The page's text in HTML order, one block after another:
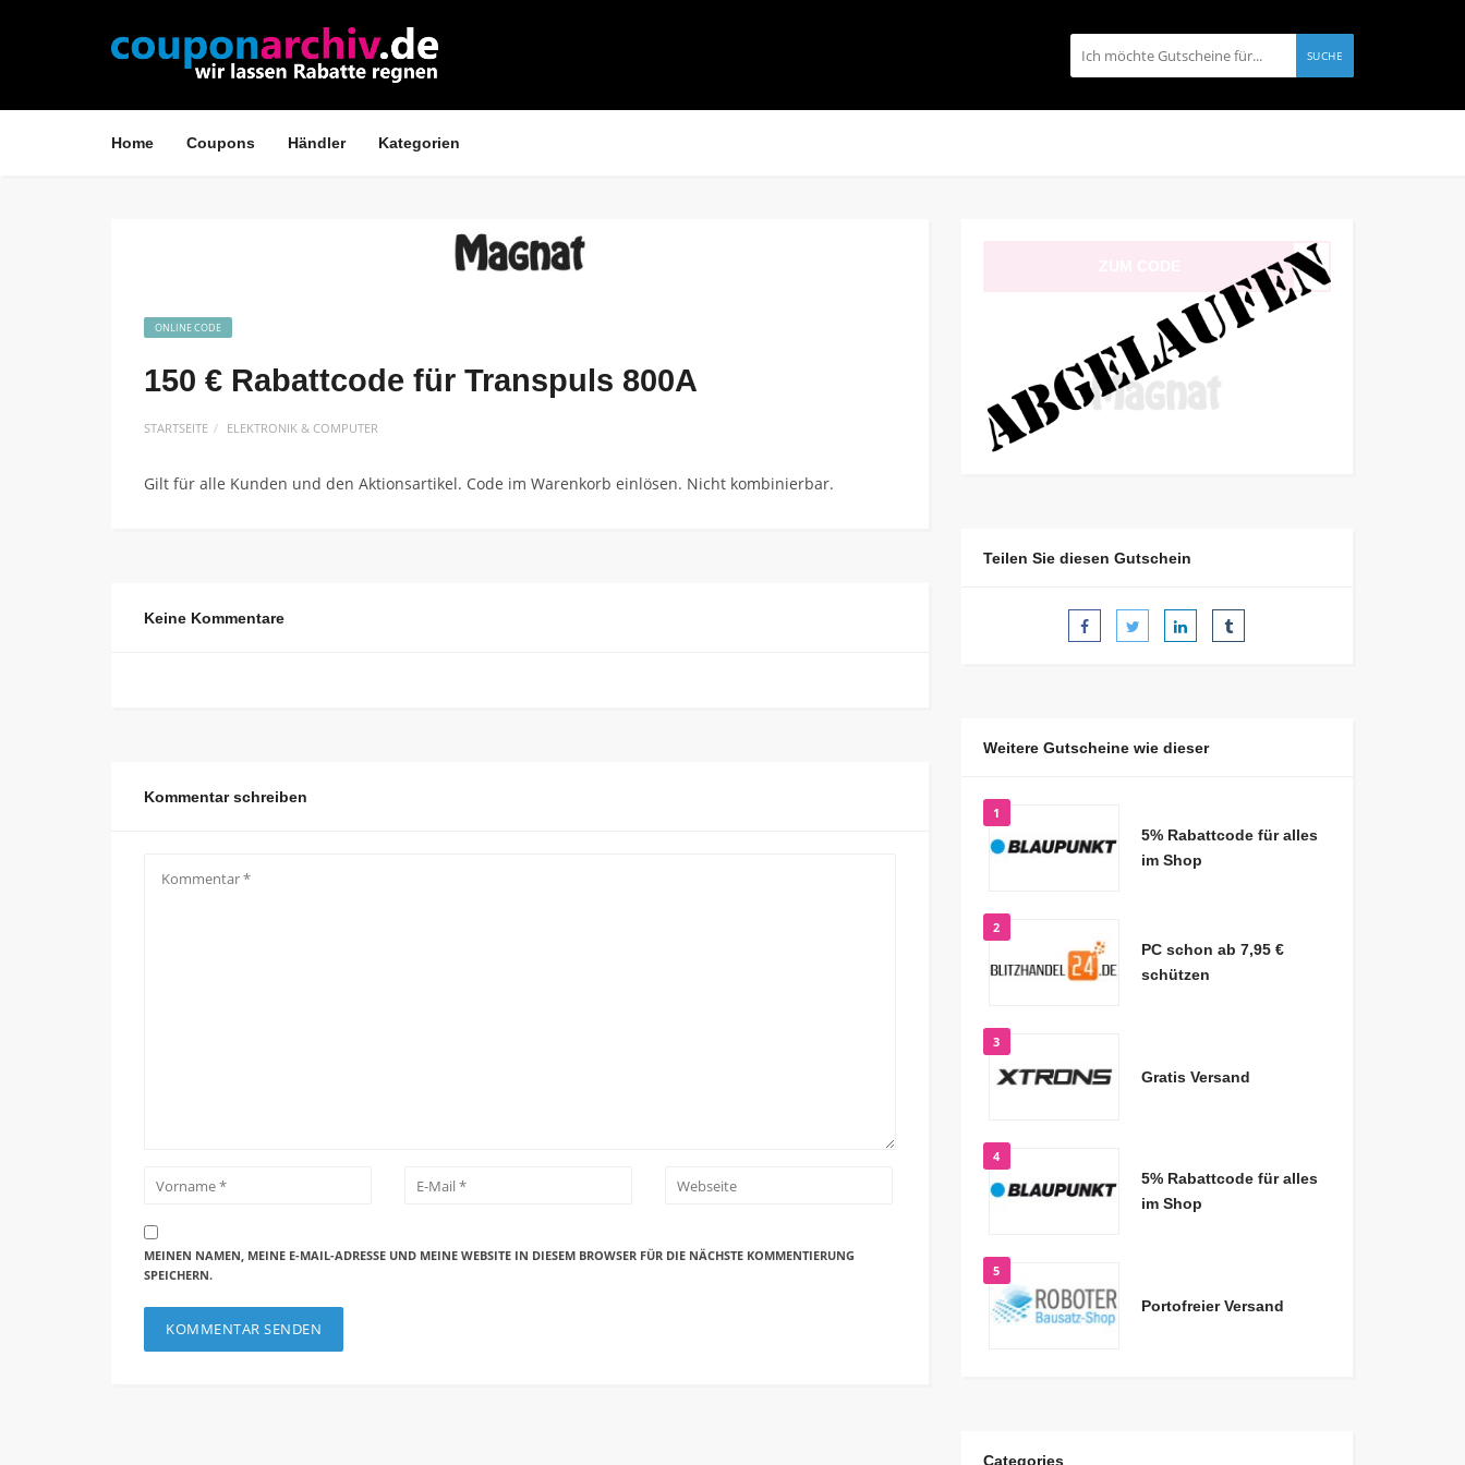
SUCHE
Home Coupons Händler Kategorien
ONLINE CODE
150 € Rabattcode für Transpuls 800A
STARTSEITE ELEKTRONIK & COMPUTER
Gilt für alle Kunden und den Aktionsartikel. Code im Warenkorb einlösen. Nicht kombinierbar.
Keine Kommentare
Kommentar schreiben
MEINEN NAMEN, MEINE E-MAIL-ADRESSE UND MEINE WEBSITE IN DIESEM BROWSER FÜR DIE NÄCHSTE KOMMENTIERUNG
SPEICHERN.
87ox
Teilen Sie diesen Gutschein
Weitere Gutscheine wie dieser
1
5% Rabattcode für alles
im Shop
2
PC schon ab 7,95 €
schützen
3
Gratis Versand
4
5% Rabattcode für alles
im Shop
5
Portofreier Versand
Categories